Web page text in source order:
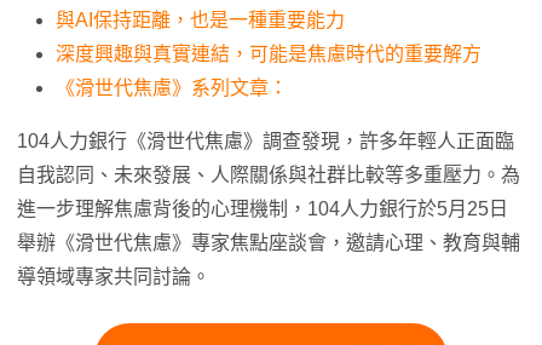
與AI保持距離，也是一種重要能力
深度興趣與真實連結，可能是焦慮時代的重要解方
《滑世代焦慮》系列文章：
104人力銀行《滑世代焦慮》調查發現，許多年輕人正面臨
自我認同、未來發展、人際關係與社群比較等多重壓力。為
進一步理解焦慮背後的心理機制，104人力銀行於5月25日
舉辦《滑世代焦慮》專家焦點座談會，邀請心理、教育與輔
導領域專家共同討論。